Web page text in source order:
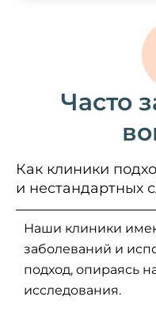
Часто
Как клиники
и нестандартных
Наши клиники
заболеваний и
подход, опираясь
исследования.